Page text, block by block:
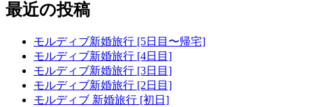
最近の投稿
モルディブ新婚旅行 [5日目〜帰宅]
モルディブ新婚旅行 [4日目]
モルディブ新婚旅行 [3日目]
モルディブ新婚旅行 [2日目]
モルディブ 新婚旅行 [初日]